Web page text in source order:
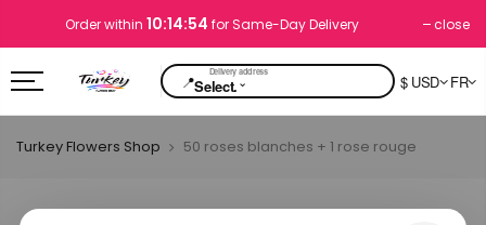
Order within 10:14:54 for Same-Day Delivery close
📍Select.⌄ $ USD FR
Turkey Flowers Shop 50 roses blanches + 1 rose rouge